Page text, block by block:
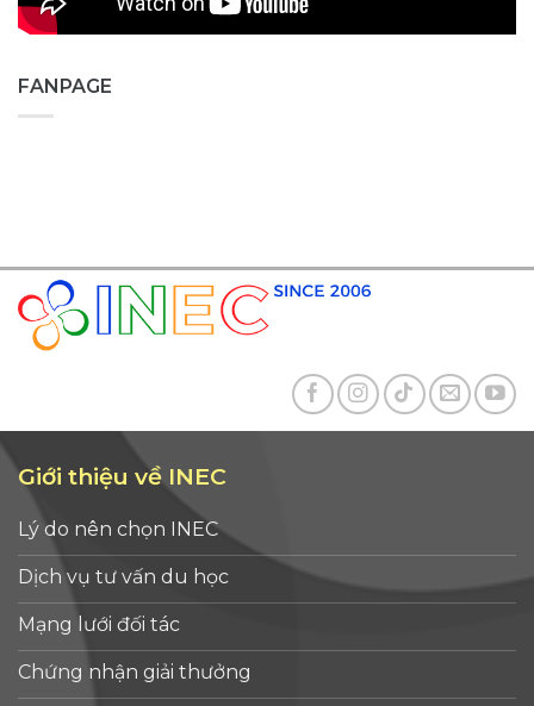
FANPAGE
Giới thiệu về INEC
Lý do nên chọn INEC
Dịch vụ tư vấn du học
Mạng lưới đối tác
Chứng nhận giải thưởng